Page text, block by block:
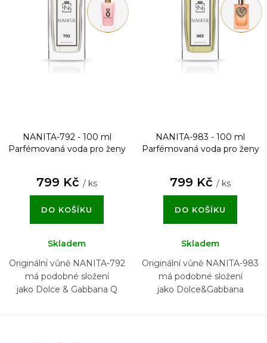
NANITA-792 - 100 ml
Parfémovaná voda pro ženy
799 Kč / ks
DO KOŠÍKU
Skladem
Originální vůně NANITA-792
má podobné složení
jako Dolce & Gabbana Q
NANITA-983 - 100 ml
Parfémovaná voda pro ženy
799 Kč / ks
DO KOŠÍKU
Skladem
Originální vůně NANITA-983
má podobné složení
jako Dolce&Gabbana